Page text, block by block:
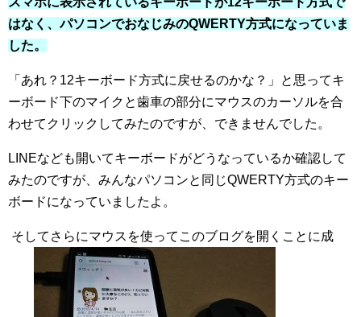
はなく、パソコンでおなじみのQWERTY方式になっていま
した。
「あれ？12キーボード方式に戻せるのかな？」と思ってキ
ーボード下のマイクと歯車の部分にマウスのカーソルを合
わせてクリックしてみたのですが、できませんでした。
LINEなども開いてキーボードがどうなっているか確認して
みたのですが、みんなパソコンと同じQWERTY方式のキー
ボードになっていましたよ。
そしてさらにマウスを使ってこのブログを開くことに成